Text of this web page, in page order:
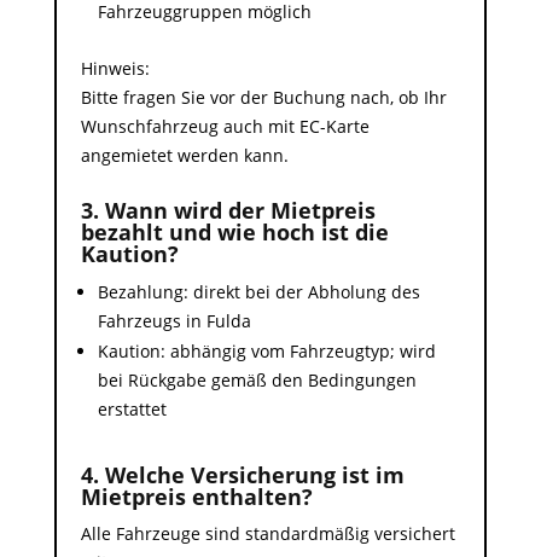
Fahrzeuggruppen möglich
Hinweis:
Bitte fragen Sie vor der Buchung nach, ob Ihr
Wunschfahrzeug auch mit EC-Karte
angemietet werden kann.
3. Wann wird der Mietpreis
bezahlt und wie hoch ist die
Kaution?
Bezahlung: direkt bei der Abholung des
Fahrzeugs in Fulda
Kaution: abhängig vom Fahrzeugtyp; wird
bei Rückgabe gemäß den Bedingungen
erstattet
4. Welche Versicherung ist im
Mietpreis enthalten?
Alle Fahrzeuge sind standardmäßig versichert